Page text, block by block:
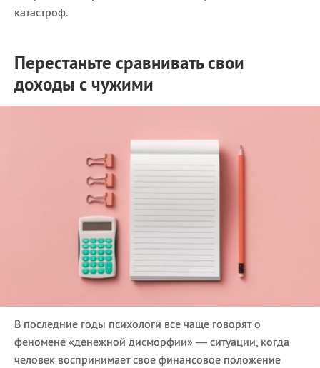
катастроф.
Перестаньте сравнивать свои
доходы с чужими
В последние годы психологи все чаще говорят о
феномене «денежной дисморфии» — ситуации, когда
человек воспринимает свое финансовое положение